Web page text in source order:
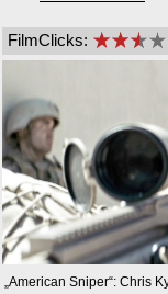
FilmClicks:
„American Sniper“: Chris